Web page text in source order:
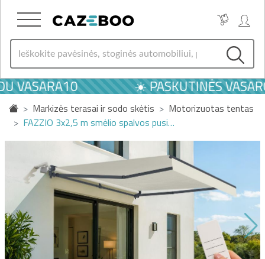
☀️ PASKUTINĖS
Markizės terasai ir sodo skėtis
Motorizuotas tentas
FAZZIO 3x2,5 m smėlio spalvos pusi…